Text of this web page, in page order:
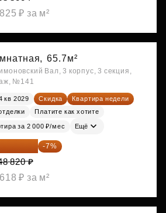
₽ за м²
65.7м²
Вал, 3 корпус, 3 секция,
№141
кв 2029 Скидка
Квартира недели
Платите как хотите
за 2 000 ₽/мес Ещё
403 ₽ -7%
820 ₽
₽ за м²